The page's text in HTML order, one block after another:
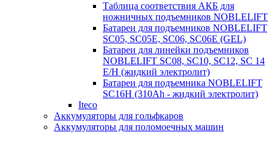
Таблица соответствия АКБ для
ножничных подъемников NOBLELIFT
Батареи для подъемников NOBLELIFT
SC05, SC05E, SC06, SC06E (GEL)
Батареи для линейки подъемников
NOBLELIFT SC08, SC10, SC12, SC 14
E/H (жидкий электролит)
Батареи для подъемника NOBLELIFT
SC16H (310Ah - жидкий электролит)
Iteco
Аккумуляторы для гольфкаров
Аккумуляторы для поломоечных машин